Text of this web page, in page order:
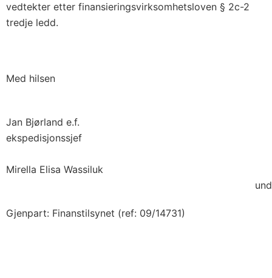
vedtekter etter finansieringsvirksomhetsloven § 2c-2
tredje ledd.
Med hilsen
Jan Bjørland e.f.
ekspedisjonssjef
Mirella Elisa Wassiluk
Gjenpart: Finanstilsynet (ref: 09/14731)